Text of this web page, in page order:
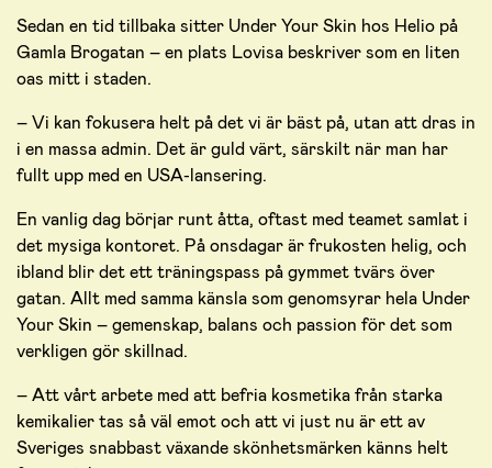
Sedan en tid tillbaka sitter Under Your Skin hos Helio på
Gamla Brogatan – en plats Lovisa beskriver som en liten
oas mitt i staden.
– Vi kan fokusera helt på det vi är bäst på, utan att dras in
i en massa admin. Det är guld värt, särskilt när man har
fullt upp med en USA-lansering.
En vanlig dag börjar runt åtta, oftast med teamet samlat i
det mysiga kontoret. På onsdagar är frukosten helig, och
ibland blir det ett träningspass på gymmet tvärs över
gatan. Allt med samma känsla som genomsyrar hela Under
Your Skin – gemenskap, balans och passion för det som
verkligen gör skillnad.
– Att vårt arbete med att befria kosmetika från starka
kemikalier tas så väl emot och att vi just nu är ett av
Sveriges snabbast växande skönhetsmärken känns helt